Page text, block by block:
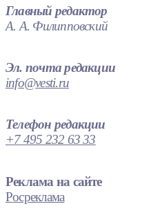
Главный редактор
А. А. Филипповский
Эл. почта редакции
info@vesti.ru
Телефон редакции
+7 495 232 63 33
Реклама на сайте
Росреклама